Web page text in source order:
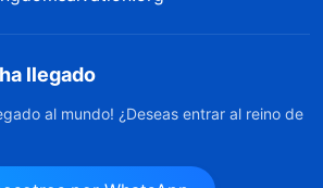
a personas malvadas
no intentan detenerlas. No
de la casa de Dios ni
es su deber y
Cuando cumplen con su deber,
llegado
al mundo! ¿Deseas entrar al reino de